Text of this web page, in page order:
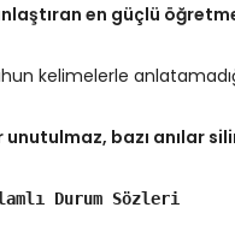
en güçlü
kelimelerle
unutulmaz, bazı anılar
Durum Sözleri